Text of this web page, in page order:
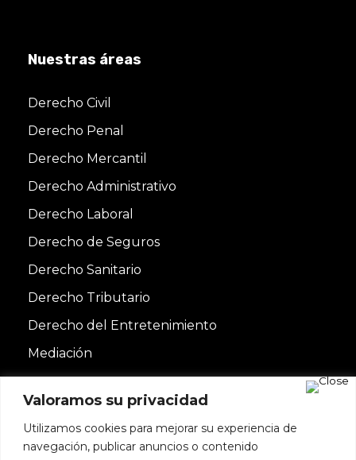
Valoramos su privacidad
Utilizamos cookies para mejorar su experiencia de
navegación, publicar anuncios o contenido
Nuestras áreas
Derecho Civil
Derecho Penal
Derecho Mercantil
Derecho Administrativo
Derecho Laboral
Derecho de Seguros
Derecho Sanitario
Derecho Tributario
Derecho del Entretenimiento
Mediación